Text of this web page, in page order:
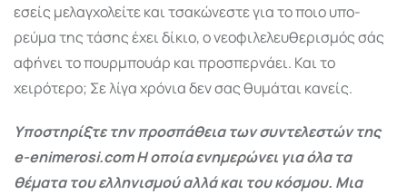
εσείς μελαγχολείτε και τσακώνεστε για το ποιο υπο-
ρεύμα της τάσης έχει δίκιο, ο νεοφιλελευθερισμός σάς
αφήνει το πουρμπουάρ και προσπερνάει. Και το
χειρότερο; Σε λίγα χρόνια δεν σας θυμάται κανείς.
Υποστηρίξτε την προσπάθεια των συντελεστών της
e-enimerosi.com Η οποία ενημερώνει για όλα τα
θέματα του ελληνισμού αλλά και του κόσμου. Μια